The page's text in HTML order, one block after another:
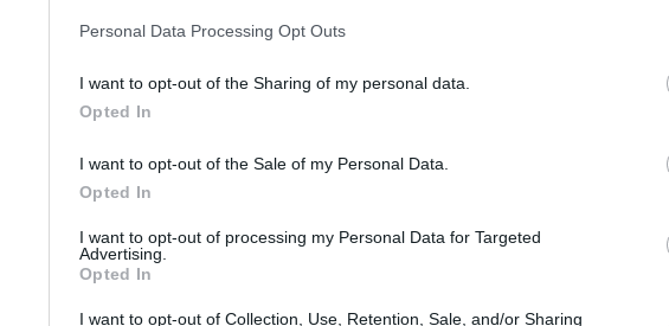
Personal Data Processing Opt Outs
I want to opt-out of the Sharing of my personal data.
Opted In
I want to opt-out of the Sale of my Personal Data.
Opted In
I want to opt-out of processing my Personal Data for Targeted
Advertising.
Opted In
I want to opt-out of Collection, Use, Retention, Sale, and/or Sharing
A